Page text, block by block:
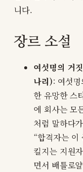
니다.
장르 소설
여섯명의 거
나리): 여섯
한 유망한 스
에 회사는 모
처럼 말하다
“합격자는 이
킬지는 지원
면서 배틀로